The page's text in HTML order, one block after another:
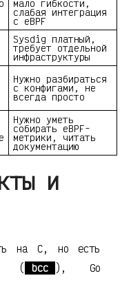
мало гибкости,
слабая интеграция
с eBPF
Sysdig платный,
требует отдельной
инфраструктуры
Нужно разбираться
с конфигами, не
всегда просто
Нужно уметь
собирать eBPF-
метрики, читать
документацию
и
на C, но есть
(
bcc
), Go